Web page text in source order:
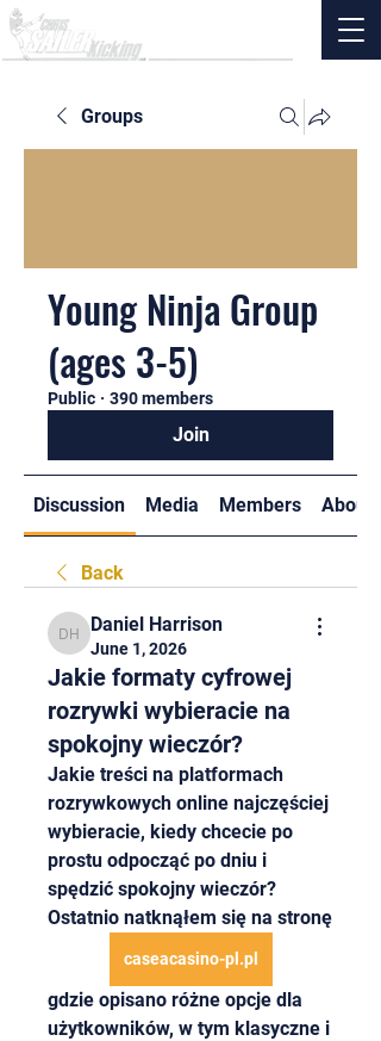
Groups
Young Ninja Group
(ages 3-5)
Public · 390 members
Join
Discussion Media Members About
Back
Daniel Harrison
Daniel Harrison
June 1, 2026
Jakie formaty cyfrowej
rozrywki wybieracie na
spokojny wieczór?
Jakie treści na platformach
rozrywkowych online najczęściej
wybieracie, kiedy chcecie po
prostu odpocząć po dniu i
spędzić spokojny wieczór?
caseacasino-pl.pl
gdzie opisano różne opcje dla
użytkowników, w tym klasyczne i